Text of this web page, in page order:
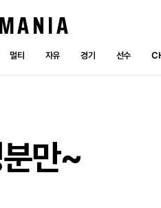
멀티 자유 경기 선수
만~